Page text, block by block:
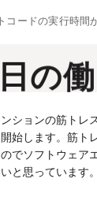
コードの実行時間
日 の働
ションの筋トレ
始します。筋ト
でソフトウェア
と思っています。